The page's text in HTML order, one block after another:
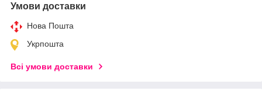
Умови доставки
Нова Пошта
Укрпошта
Всі умови доставки